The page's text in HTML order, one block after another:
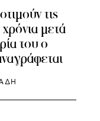
τις
μετά
του ο